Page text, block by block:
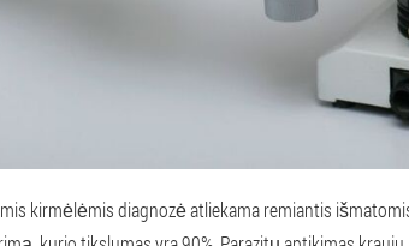
kirmėlėmis diagnozė atliekama remiantis